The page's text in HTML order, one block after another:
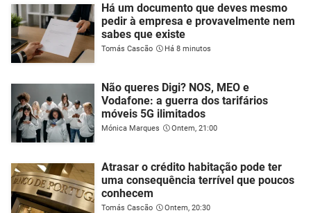
Há um documento que deves mesmo
pedir à empresa e provavelmente nem
sabes que existe
Tomás Cascão Há 8 minutos
Não queres Digi? NOS, MEO e
Vodafone: a guerra dos tarifários
móveis 5G ilimitados
Mónica Marques Ontem, 21:00
Atrasar o crédito habitação pode ter
uma consequência terrível que poucos
conhecem
Tomás Cascão Ontem, 20:30